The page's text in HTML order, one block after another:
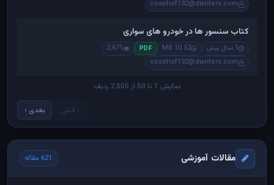
cosehof132@dwriters.com
کتاب سنسور ها در خودرو های سواری
1 سال پیش 10.52 MB
PDF
2,671
cosehof132@dwriters.com
نمایش 1 تا 50 از 2,505 ردیف
‹ قبلی بعدی ›
مقالات آموزشی 621 مقاله